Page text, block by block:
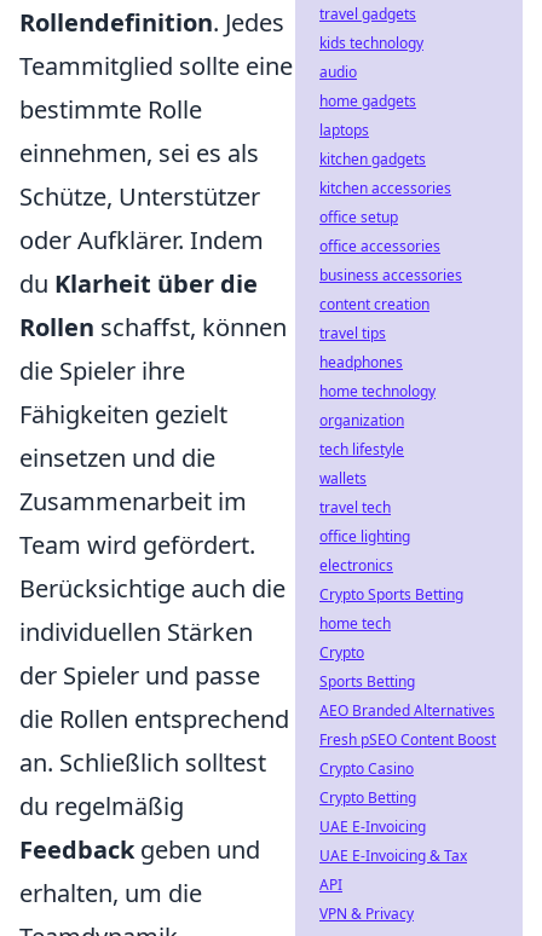
Rollendefinition. Jedes
Teammitglied sollte eine
bestimmte Rolle
einnehmen, sei es als
Schütze, Unterstützer
oder Aufklärer. Indem
du Klarheit über die
Rollen schaffst, können
die Spieler ihre
Fähigkeiten gezielt
einsetzen und die
Zusammenarbeit im
Team wird gefördert.
Berücksichtige auch die
individuellen Stärken
der Spieler und passe
die Rollen entsprechend
an. Schließlich solltest
du regelmäßig
Feedbackgeben und
erhalten, um die
travel gadgets
kids technology
audio
home gadgets
laptops
kitchen gadgets
kitchen accessories
office setup
office accessories
business accessories
content creation
travel tips
headphones
home technology
organization
tech lifestyle
wallets
travel tech
office lighting
electronics
Crypto Sports Betting
home tech
Crypto
Sports Betting
AEO Branded Alternatives
Fresh pSEO Content Boost
Crypto Casino
Crypto Betting
UAE E-Invoicing
UAE E-Invoicing & Tax
API
VPN & Privacy